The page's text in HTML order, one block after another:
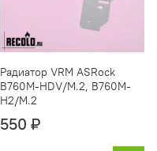
Радиатор VRM ASRock
B760M-HDV/M.2, B760M-
H2/M.2
550 ₽